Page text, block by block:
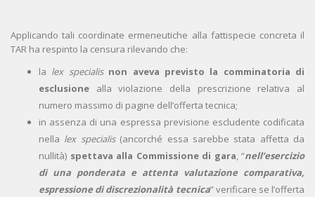
Applicando tali coordinate ermeneutiche alla fattispecie concreta il
TAR ha respinto la censura rilevando che:
la lex specialis non aveva previsto la comminatoria di
esclusione alla violazione della prescrizione relativa al
numero massimo di pagine dell’offerta tecnica;
in assenza di una espressa previsione escludente codificata
nella lex specialis(ancorché essa sarebbe stata affetta da
nullità) spettava alla Commissione di gara, “nell’esercizio
di una ponderata e attenta valutazione comparativa,
espressione di discrezionalità tecnica” verificare se l’offerta